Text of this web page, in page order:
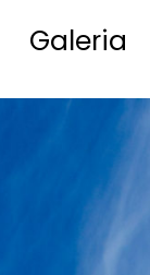
Galeria